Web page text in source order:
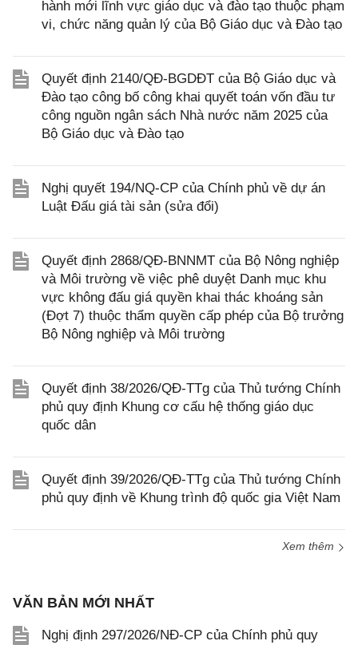
hành mới lĩnh vực giáo dục và đào tạo thuộc phạm
vi, chức năng quản lý của Bộ Giáo dục và Đào tạo
Quyết định 2140/QĐ-BGDĐT của Bộ Giáo dục và
Đào tạo công bố công khai quyết toán vốn đầu tư
công nguồn ngân sách Nhà nước năm 2025 của
Bộ Giáo dục và Đào tạo
Nghị quyết 194/NQ-CP của Chính phủ về dự án
Luật Đấu giá tài sản (sửa đổi)
Quyết định 2868/QĐ-BNNMT của Bộ Nông nghiệp
và Môi trường về việc phê duyệt Danh mục khu
vực không đấu giá quyền khai thác khoáng sản
(Đợt 7) thuộc thẩm quyền cấp phép của Bộ trưởng
Bộ Nông nghiệp và Môi trường
Quyết định 38/2026/QĐ-TTg của Thủ tướng Chính
phủ quy định Khung cơ cấu hệ thống giáo dục
quốc dân
Quyết định 39/2026/QĐ-TTg của Thủ tướng Chính
phủ quy định về Khung trình độ quốc gia Việt Nam
Xem thêm
VĂN BẢN MỚI NHẤT
Nghị định 297/2026/NĐ-CP của Chính phủ quy